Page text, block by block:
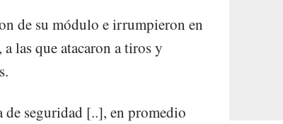
de su módulo e irrumpieron en
las que atacaron a tiros y
de seguridad [..], en promedio